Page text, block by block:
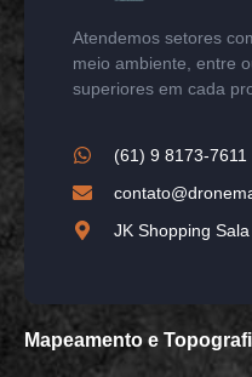
Atendemos setores
meio ambiente, entre
superiores em cada
(61) 9 8173-7611
JK Shopping
Mapeamento e